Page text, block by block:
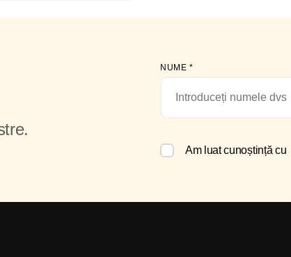
NUME *
Am luat cunoștință cu